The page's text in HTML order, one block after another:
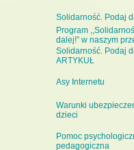
Solidarność. Podaj
Program
dalej!” w naszym
Solidarność. Podaj
ARTYKUŁ
Asy Internetu
Warunki
dzieci
Pomoc
pedagogiczna